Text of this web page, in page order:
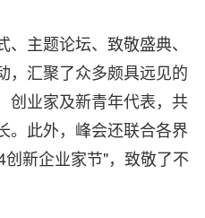
主题论坛、致敬盛典、
，汇聚了众多颇具远见的
创业家及新青年代表，共
。此外，峰会还联合各界
新企业家节"，致敬了不